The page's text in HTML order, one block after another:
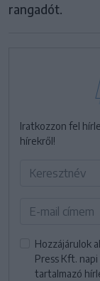
rangadót.
Iratkozzon fel
hírekről!
Hozzájárulok
Press Kft.
tartalmazó